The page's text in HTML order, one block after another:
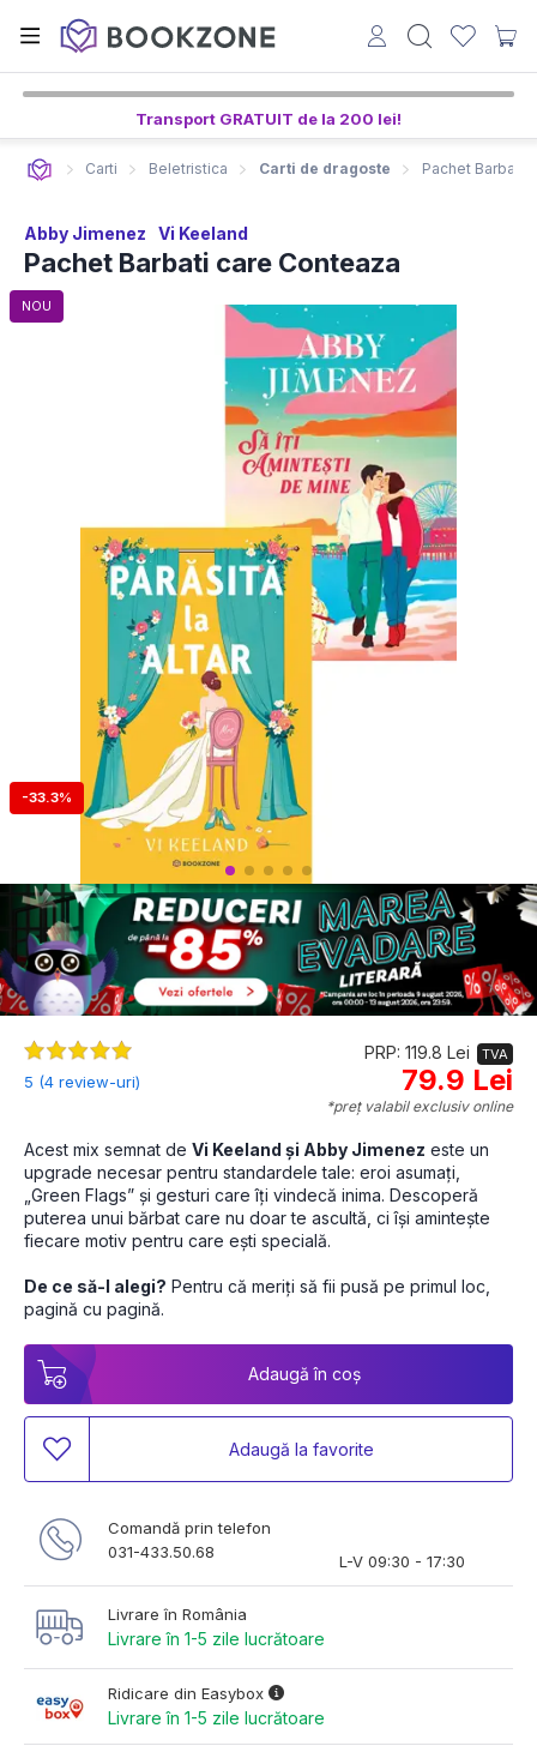
Transport GRATUIT de la 200 lei!
Carti Beletristica Carti de dragoste Pachet Barbati
Abby Jimenez Vi Keeland
Pachet Barbati care Conteaza
NOU
-33.3%
5 (4 review-uri)
PRP: 119.8 Lei TVA
79.9 Lei
*preț valabil exclusiv online
Acest mix semnat de Vi Keeland și Abby Jimenez este un
upgrade necesar pentru standardele tale: eroi asumați,
„Green Flags” și gesturi care îți vindecă inima. Descoperă
puterea unui bărbat care nu doar te ascultă, ci își amintește
fiecare motiv pentru care ești specială.
De ce să-l alegi? Pentru că meriți să fii pusă pe primul loc,
pagină cu pagină.
Adaugă în coș
Adaugă la favorite
Comandă prin telefon
031-433.50.68
L-V 09:30 - 17:30
Livrare în România
Livrare în 1-5 zile lucrătoare
Ridicare din Easybox
Livrare în 1-5 zile lucrătoare